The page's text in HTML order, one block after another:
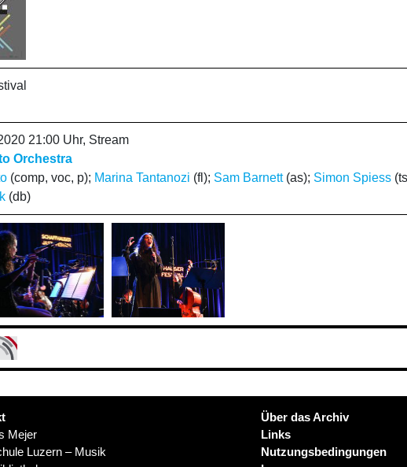
21:00 Uhr, Stream
Orchestra
(comp, voc, p); Marina Tantanozi (fl); Sam Barnett(as); Simon Spiess
(db)
Mejer
Luzern – Musik
Über das Archiv
Links
Nutzungsbedingungen